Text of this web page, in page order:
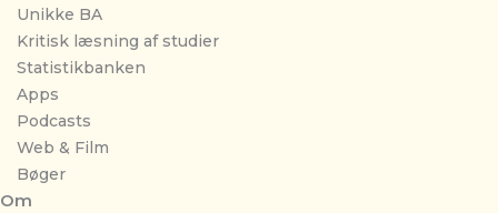
Unikke BA
Kritisk læsning af studier
Statistikbanken
Apps
Podcasts
Web & Film
Bøger
Om